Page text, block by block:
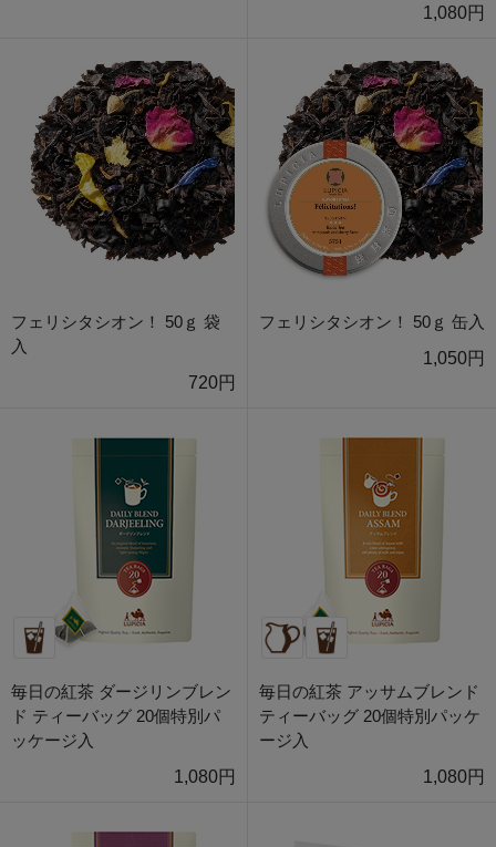
1,080円
フェリシタシオン！ 50ｇ 袋
入
720円
フェリシタシオン！ 50ｇ 缶入
1,050円
毎日の紅茶 ダージリンブレン
ド ティーバッグ 20個特別パ
ッケージ入
1,080円
毎日の紅茶 アッサムブレンド
ティーバッグ 20個特別パッケ
ージ入
1,080円